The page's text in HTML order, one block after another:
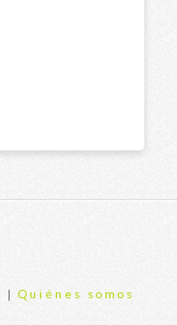
|Quiénes somos